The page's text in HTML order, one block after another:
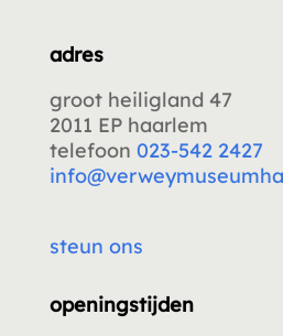
adres
groot heiligland 47
2011 EP haarlem
telefoon 023-542 2427
steun ons
openingstijden